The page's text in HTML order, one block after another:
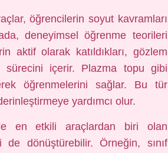
öğrencilerin soyut kavramları
deneyimsel öğrenme teorileri
aktif olarak katıldıkları, gözlem
sürecini içerir. Plazma topu gibi
öğrenmelerini sağlar. Bu tür
yardımcı olur.
en etkili araçlardan biri olan
dönüştürebilir. Örneğin, sınıf